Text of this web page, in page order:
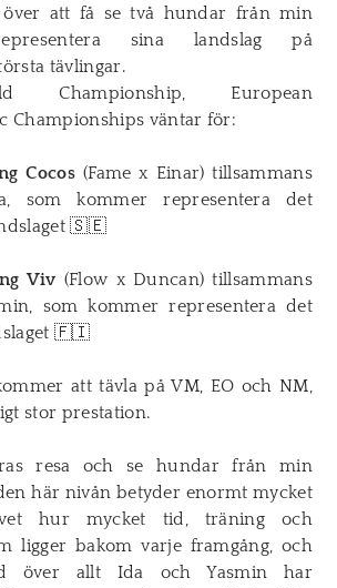
att få se två hundar från min
sina landslag på
tävlingar.
Championship,European
Championships väntar för:
Cocos (Fame x Einar) tillsammans
som kommer representera det
🇸🇪
Viv (Flow x Duncan) tillsammans
som kommer representera det
🇫🇮
att tävla på VM, EO och NM,
stor prestation.
resa och se hundar från min
här nivån betyder enormt mycket
hur mycket tid, träning och
ligger bakom varje framgång, och
över allt Ida och Yasmin har